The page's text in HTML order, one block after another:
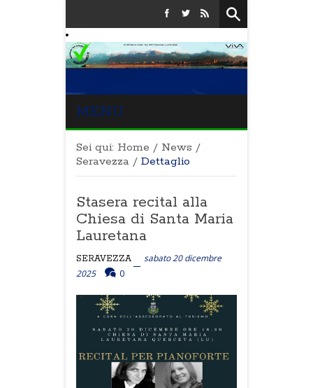
MENU
Sei qui: Home / News /
Seravezza / Dettaglio
Stasera recital alla
Chiesa di Santa Maria
Lauretana
SERAVEZZA
sabato 20 dicembre
2025
0